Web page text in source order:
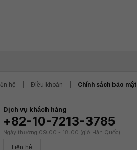
hệ Điều khoản Chính sách bảo mật
Dịch vụ khách hàng
+82-10-7213-3785
Ngày thường 09:00 - 18:00 (giờ Hàn Quốc)
Liên hệ